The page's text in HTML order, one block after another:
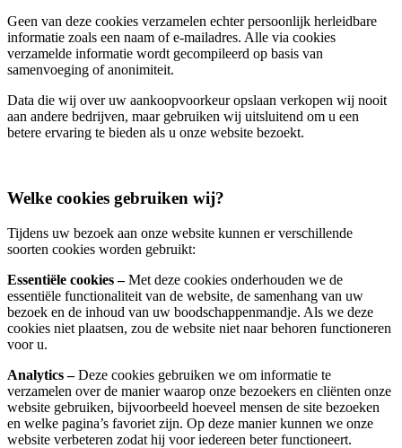
Geen van deze cookies verzamelen echter persoonlijk herleidbare
informatie zoals een naam of e-mailadres. Alle via cookies
verzamelde informatie wordt gecompileerd op basis van
samenvoeging of anonimiteit.
Data die wij over uw aankoopvoorkeur opslaan verkopen wij nooit
aan andere bedrijven, maar gebruiken wij uitsluitend om u een
betere ervaring te bieden als u onze website bezoekt.
Welke cookies gebruiken wij?
Tijdens uw bezoek aan onze website kunnen er verschillende
soorten cookies worden gebruikt:
Essentiële cookies –Met deze cookies onderhouden we de
essentiële functionaliteit van de website, de samenhang van uw
bezoek en de inhoud van uw boodschappenmandje. Als we deze
cookies niet plaatsen, zou de website niet naar behoren functioneren
voor u.
Analytics –Deze cookies gebruiken we om informatie te
verzamelen over de manier waarop onze bezoekers en cliënten onze
website gebruiken, bijvoorbeeld hoeveel mensen de site bezoeken
en welke pagina’s favoriet zijn. Op deze manier kunnen we onze
website verbeteren zodat hij voor iedereen beter functioneert.